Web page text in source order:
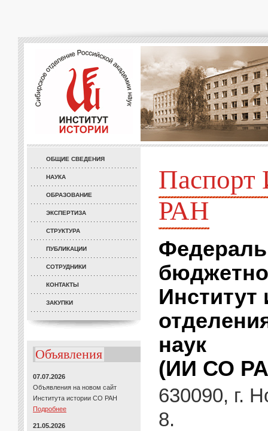
ОБЩИЕ СВЕДЕНИЯ
НАУКА
ОБРАЗОВАНИЕ
ЭКСПЕРТИЗА
СТРУКТУРА
ПУБЛИКАЦИИ
СОТРУДНИКИ
КОНТАКТЫ
ЗАКУПКИ
Объявления
07.07.2026
Объявления на новом сайт
Института истории СО РАН
Подробнее
21.05.2026
Паспорт
РАН
Институт
наук
(ИИ СО
630090, г.
8.